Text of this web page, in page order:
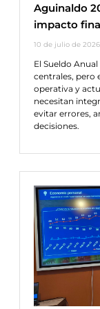
Aguinaldo
impacto
10 de julio de 2026
El Sueldo
centrales, pero
operativa y
necesitan
evitar errores,
decisiones.